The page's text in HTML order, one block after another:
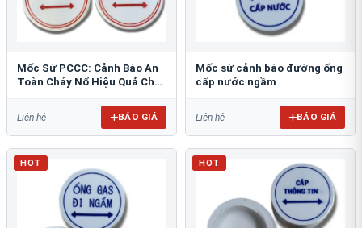
Mốc Sứ PCCC: Cảnh Báo An
Toàn Cháy Nổ Hiệu Quả Cho
Liên hệ BÁO GIÁ
Mốc sứ cảnh báo đường ống
cấp nước ngầm
Liên hệ BÁO GIÁ
HOT HOT